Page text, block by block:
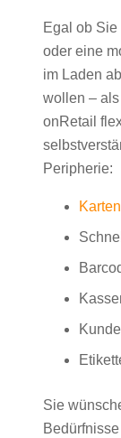
Egal ob
oder eine
im Laden
wollen –
onRetail
Peripherie:
Sie